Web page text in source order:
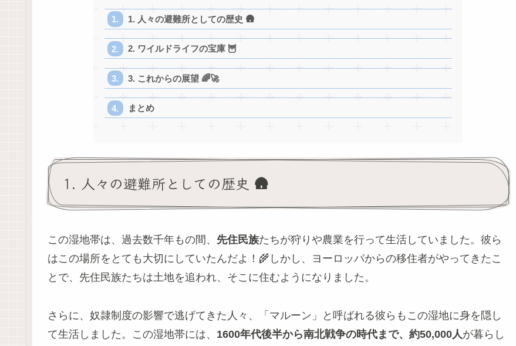
1. 人々の避難所としての歴史 🛖
2. ワイルドライフの宝庫 🦉
3. これからの展望 🌈🚀
まとめ
1. 人々の避難所としての歴史 🛖
この湿地帯は、過去数千年もの間、 先住民族たちが狩りや農業を行って生活していました。彼ら
はこの場所をとても大切にしていたんだよ！🌾しかし、ヨーロッパからの移住者がやってきたこ
とで、先住民族たちは土地を追われ、そこに住むようになりました。
さらに、奴隷制度の影響で逃げてきた人々、「マルーン」と呼ばれる彼らもこの湿地に身を隠し
て生活しました。この湿地帯には、 1600年代後半から南北戦争の時代まで、約50,000人が暮らし